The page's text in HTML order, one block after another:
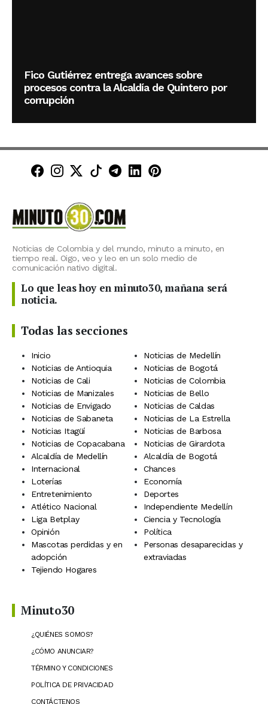
Fico Gutiérrez entrega avances sobre
procesos contra la Alcaldía de Quintero por
corrupción
Minuto30 en Facebook
Minuto30 en Instagram
Minuto30 en X (Twitter)
Minuto30 en TikTok
Canal de Minuto30 en
Minuto30 en LinkedIn
Minuto30 en
Noticias de Colombia y del mundo, minuto a minuto, en
tiempo real. Oigo, veo y leo en un solo medio de
comunicación nativo digital.
Lo que leas hoy en minuto30, mañana será
noticia.
Todas las secciones
Inicio
Noticias de Medellín
Noticias de Antioquia
Noticias de Bogotá
Noticias de Cali
Noticias de Colombia
Noticias de Manizales
Noticias de Bello
Noticias de Envigado
Noticias de Caldas
Noticias de Sabaneta
Noticias de La Estrella
Noticias Itagüí
Noticias de Barbosa
Noticias de Copacabana
Noticias de Girardota
Alcaldía de Medellín
Alcaldía de Bogotá
Internacional
Chances
Loterías
Economía
Entretenimiento
Deportes
Atlético Nacional
Independiente Medellín
Liga Betplay
Ciencia y Tecnología
Opinión
Política
Mascotas perdidas y en
adopción
Personas desaparecidas y
extraviadas
Tejiendo Hogares
Minuto30
¿QUIÉNES SOMOS?
¿CÓMO ANUNCIAR?
TÉRMINO Y CONDICIONES
POLÍTICA DE PRIVACIDAD
CONTÁCTENOS